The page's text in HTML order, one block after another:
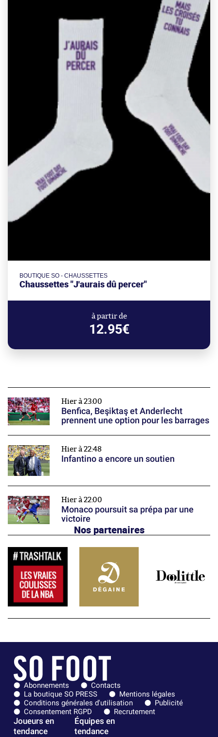
BOUTIQUE SO - CHAUSSETTES
Chaussettes "J'aurais dû percer"
à partir de
12.95€
Hier à 23:00
Benfica, Beşiktaş et Anderlecht
prennent une option pour les barrages
Hier à 22:48
Infantino a encore un soutien
Hier à 22:00
Monaco poursuit sa prépa par une
victoire
Nos partenaires
Abonnements
Contacts
La boutique SO PRESS
Mentions légales
Conditions générales d'utilisation
Publicité
Consentement RGPD
Recrutement
Joueurs en
tendance
Équipes en
tendance